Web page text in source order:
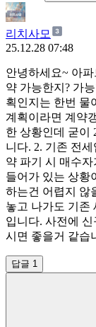
리치사모
25.12.28 07:48
안녕하세요~ 아
약 가능한지? 가
획인지는 한번 물
계획이라면 계약
한 상황인데 굳이
니다. 2. 기존 전
약 파기 시 매수
들어가 있는 상황
하는건 어렵지 않
놓고 나가도 기존
입니다. 사전에
시면 좋을거 같습
답글 1